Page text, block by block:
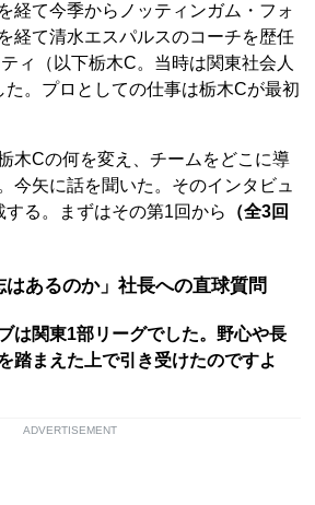
経て今季からノッティンガム・フォ
経て清水エスパルスのコーチを歴任
ィ（以下栃木C。当時は関東社会人
た。プロとしての仕事は栃木Cが最初
木Cの何を変え、チームをどこに導
今矢に話を聞いた。そのインタビュ
る。まずはその第1回から
（全3回
はあるのか」社長への直球質問
関東1部リーグでした。野心や長
踏まえた上で引き受けたのですよ
ADVERTISEMENT